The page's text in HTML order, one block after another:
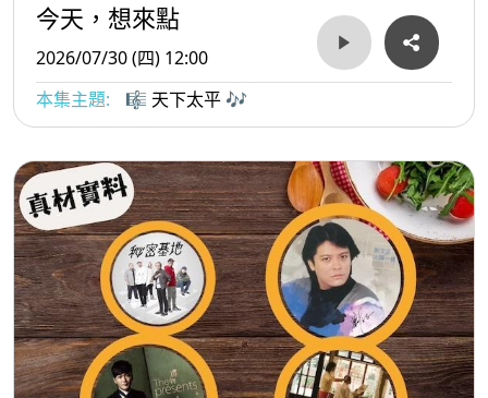
今天，想來點
2026/07/30 (四) 12:00
本集主題:
🎼 天下太平 🎶